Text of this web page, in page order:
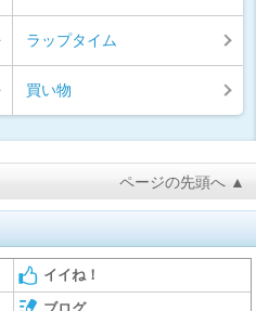
ラップタイム
買い物
ページの先頭へ ▲
イイね！